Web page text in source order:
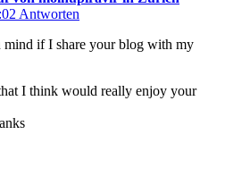
Antworten
if I share your blog with my
I think would really enjoy your